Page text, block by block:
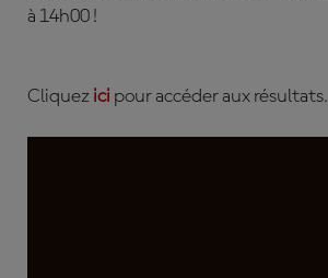
à 14h00 !
Cliquez ici pour accéder aux résultats.